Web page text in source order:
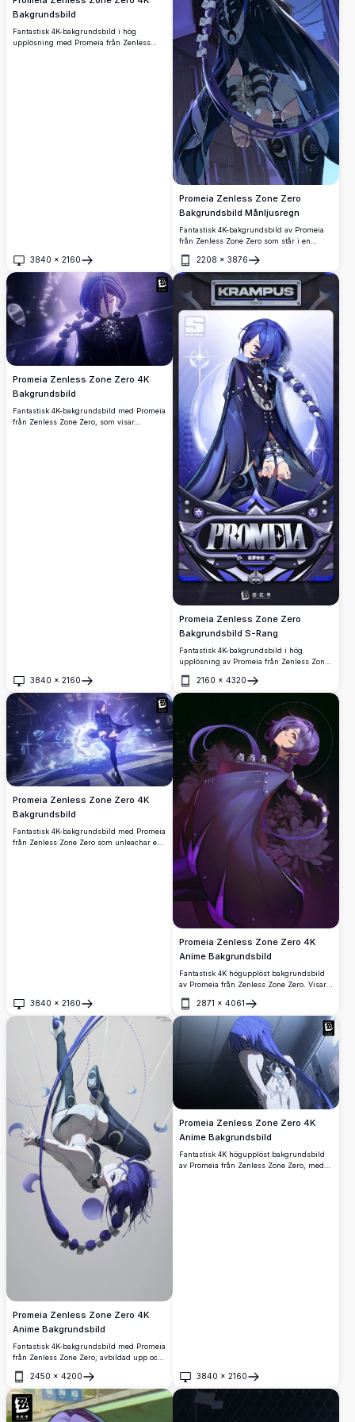
Bakgrundsbild
Fantastisk 4K-bakgrundsbild i hög
upplösning med Promeia från Zenless
3840 × 2160
Öppna
Promeia Zenless Zone Zero
Bakgrundsbild Månljusregn
Fantastisk 4K-bakgrundsbild av Promeia
från Zenless Zone Zero som står i en
regnig gränd under fullmåne. Visar
hennes ikoniska lila hår, mekanisk
rustning och flödande mörk cape i
hänförande högupplöst detalj.
2208 × 3876
Öppna
Promeia Zenless Zone Zero 4K
Bakgrundsbild
Fantastisk 4K-bakgrundsbild med Promeia
från Zenless Zone Zero, som visar
3840 × 2160
Öppna
Promeia Zenless Zone Zero
Bakgrundsbild S-Rang
Fantastisk 4K-bakgrundsbild i hög
upplösning av Promeia från Zenless Zone
Zero, med hennes ikoniska mörkblå
kappa, flätat hår och glödande lila ögon.
Ett S-Rang karaktärskort med eleganta
2160 × 4320
Öppna
Promeia Zenless Zone Zero 4K
Bakgrundsbild
Fantastisk 4K-bakgrundsbild med Promeia
från Zenless Zone Zero som unleachar en
3840 × 2160
Öppna
Promeia Zenless Zone Zero 4K
Anime Bakgrundsbild
Fantastisk 4K högupplöst bakgrundsbild
av Promeia från Zenless Zone Zero. Visar
karaktären med lila hår i en mörk,
atmosfärisk miljö som håller en bukett vita
blommor och bär en detaljerad mörk
2871 × 4061
Öppna
Promeia Zenless Zone Zero 4K
Anime Bakgrundsbild
Fantastisk 4K-bakgrundsbild med Promeia
från Zenless Zone Zero, avbildad upp och
ner i en dynamisk pose omgiven av
halvmånsmotiv, med flödande lila hår,
iklädd mörkblå futuristisk rustning mot en
minimalistisk grå bakgrund.
2450 × 4200
Öppna
Promeia Zenless Zone Zero 4K
Anime Bakgrundsbild
Fantastisk 4K högupplöst bakgrundsbild
av Promeia från Zenless Zone Zero, med
3840 × 2160
Öppna